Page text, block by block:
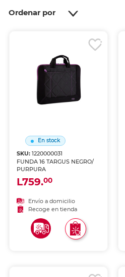
Ordenar por
En stock
SKU:1220000031
FUNDA 16 TARGUS NEGRO/
PURPURA
L759.00
Envío a domicilio
Recoge en tienda